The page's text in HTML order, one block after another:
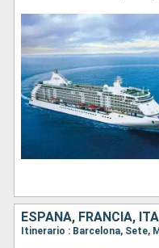
ESPAÑA, FRANCIA,